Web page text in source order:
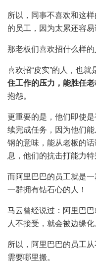
所以，同事不喜欢和这
的员工，因为太累还容易
那老板们喜欢招什么样的
喜欢招“皮实”的人，也
住工作的压力，能胜任
抱怨。
更重要的是，他们即使
续完成任务，因为他们
钢的意味，能从老板的
息，他们的抗击打能力特
而阿里巴巴的员工就是
一群拥有钻石心的人！
马云曾经说过：阿里巴
人不接受，就会被边缘化
所以，阿里巴巴的员工
需要哪里搬。